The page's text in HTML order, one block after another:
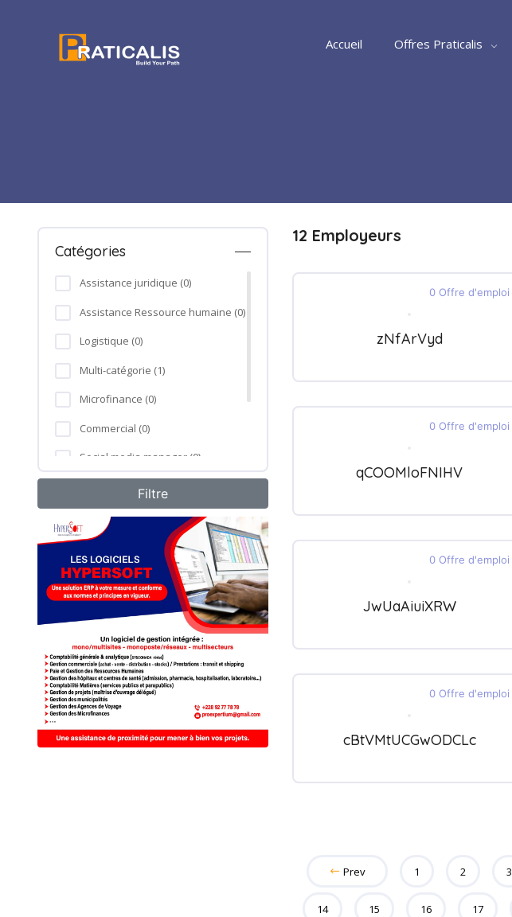
Accueil Offres Praticalis
Catégories
Assistance juridique (0)
Assistance Ressource humaine (0)
Logistique (0)
Multi-catégorie (1)
Microfinance (0)
Commercial (0)
Social media manager (0)
Formation professionnelle (0)
Agro-industrie (0)
12 Employeurs
0 Offre d'emploi
zNfArVyd
0 Offre d'emploi
qCOOMloFNIHV
0 Offre d'emploi
JwUaAiuiXRW
0 Offre d'emploi
cBtVMtUCGwODCLc
Prev 1 2 3
14 15 16 17